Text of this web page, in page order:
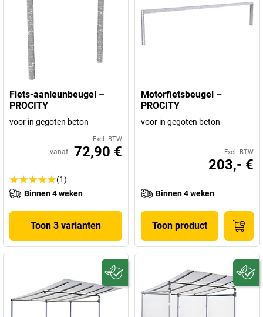
Fiets-aanleunbeugel –
PROCITY
voor in gegoten beton
Excl. BTW
vanaf 72,90 €
(1)
Binnen 4 weken
Toon 3 varianten
Motorfietsbeugel –
PROCITY
voor in gegoten beton
Excl. BTW
203,- €
Binnen 4 weken
Toon product